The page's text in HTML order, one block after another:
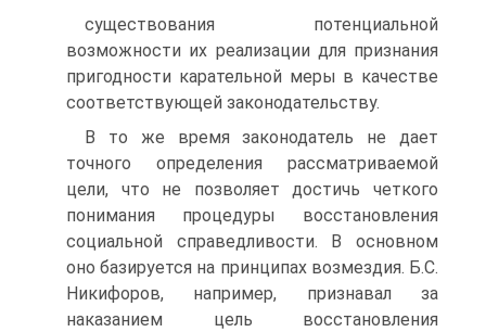
существования потенциальной
возможности их реализации для признания
пригодности карательной меры в качестве
соответствующей законодательству.
В то же время законодатель не дает
точного определения рассматриваемой
цели, что не позволяет достичь четкого
понимания процедуры восстановления
социальной справедливости. В основном
оно базируется на принципах возмездия. Б.С.
Никифоров, например, признавал за
наказанием цель восстановления